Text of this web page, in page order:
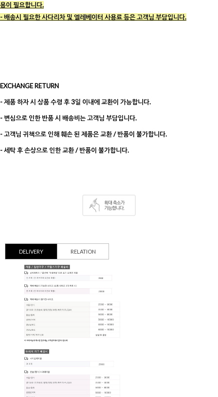
용이 필요합니다.
- 배송시 필요한 사다리차 및 엘레베이터 사용료 등은 고객님 부담입니다.
EXCHANGE RETURN
- 제품 하자 시 상품 수령 후 3일 이내에 교환이 가능합니다.
- 변심으로 인한 반품 시 배송비는 고객님 부담입니다.
- 고객님 귀책으로 인해 훼손 된 제품은 교환 / 반품이 불가합니다.
- 세탁 후 손상으로 인한 교환 / 반품이 불가합니다.
DELIVERY RELATION